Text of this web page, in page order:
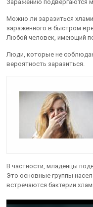
Заражению подвергаются
Можно ли заразиться
зараженного в быстром
Любой человек, имеющий
Люди, которые не
вероятность заразиться.
В частности, младенцы
Это основные группы
встречаются бактерии